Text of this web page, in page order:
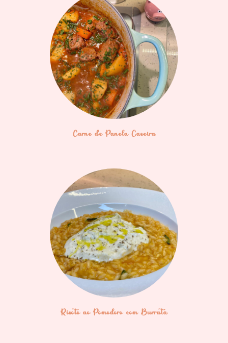
Carne de Panela Caseira
Risoto ao Pomodoro com Burrata